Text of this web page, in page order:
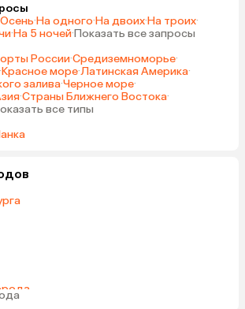
Осень·На одного·На двоих·На троих·
·На 5 ночей·Показать все запросы
России·Средиземноморье·
·Красное море·Латинская Америка·
залива·Черное море·
·Страны Ближнего Востока·
все типы